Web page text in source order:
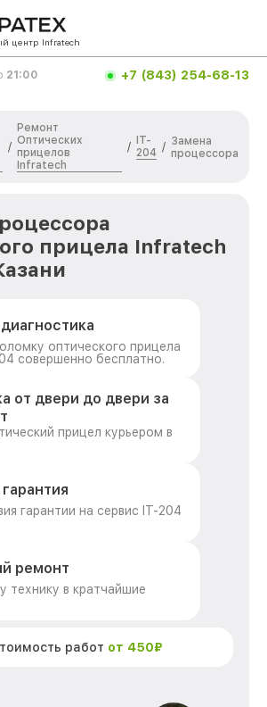
центр Infratech
21:00 +7 (843) 254-68-13
/
Ремонт
Оптических
прицелов
Infratech
/
IT-
204 / Замена
процессора
прицела Infratech
оптического прицела
совершенно бесплатно.
от двери до двери за
прицел курьером в
гарантии на сервис IT-204
ремонт
технику в кратчайшие
работ от 450₽